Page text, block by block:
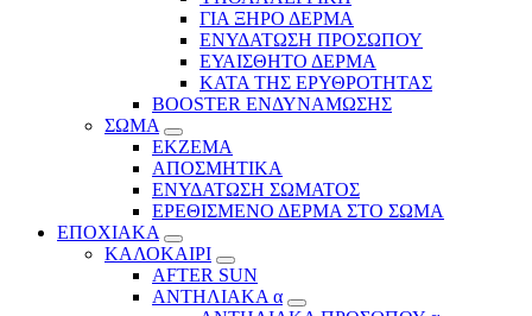
ΓΙΑ ΞΗΡΟ ΔΕΡΜΑ
ΕΝΥΔΑΤΩΣΗ ΠΡΟΣΩΠΟΥ
ΕΥΑΙΣΘΗΤΟ ΔΕΡΜΑ
ΚΑΤΑ ΤΗΣ ΕΡΥΘΡΟΤΗΤΑΣ
BOOSTER ΕΝΔΥΝΑΜΩΣΗΣ
ΣΩΜΑ
ΕΚΖΕΜΑ
ΑΠΟΣΜΗΤΙΚΑ
ΕΝΥΔΑΤΩΣΗ ΣΩΜΑΤΟΣ
ΕΡΕΘΙΣΜΕΝΟ ΔΕΡΜΑ ΣΤΟ ΣΩΜΑ
ΕΠΟΧΙΑΚΑ
ΚΑΛΟΚΑΙΡΙ
AFTER SUN
ΑΝΤΗΛΙΑΚΑ α